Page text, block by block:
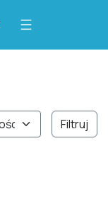
Filtruj